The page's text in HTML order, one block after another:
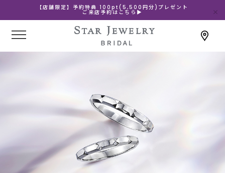
【店舗限定】予約特典 100pt(5,500円分)プレゼント
ご来店予約はこちら▶